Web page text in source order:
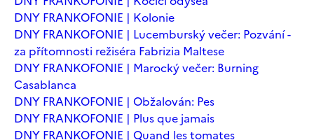
DNY FRANKOFONIE | Kolonie
DNY FRANKOFONIE | Lucemburský večer: Pozvání -
za přítomnosti režiséra Fabrizia Maltese
DNY FRANKOFONIE | Marocký večer: Burning
Casablanca
DNY FRANKOFONIE | Obžalován: Pes
DNY FRANKOFONIE | Plus que jamais
DNY FRANKOFONIE | Quand les tomates